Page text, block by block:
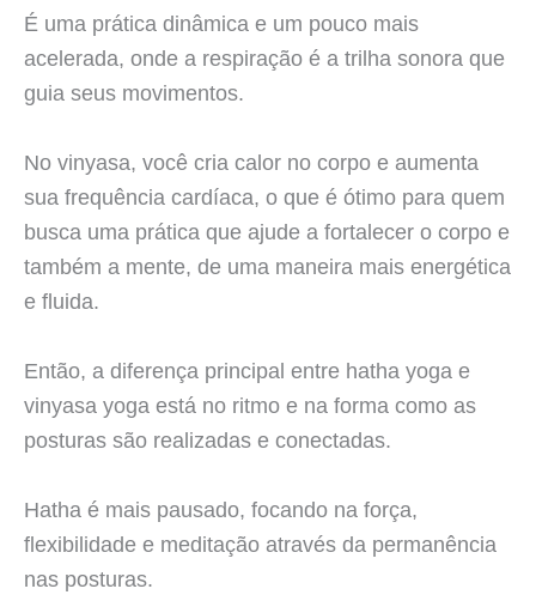
É uma prática dinâmica e um pouco mais
acelerada, onde a respiração é a trilha sonora que
guia seus movimentos.
No vinyasa, você cria calor no corpo e aumenta
sua frequência cardíaca, o que é ótimo para quem
busca uma prática que ajude a fortalecer o corpo e
também a mente, de uma maneira mais energética
e fluida.
Então, a diferença principal entre hatha yoga e
vinyasa yoga está no ritmo e na forma como as
posturas são realizadas e conectadas.
Hatha é mais pausado, focando na força,
flexibilidade e meditação através da permanência
nas posturas.